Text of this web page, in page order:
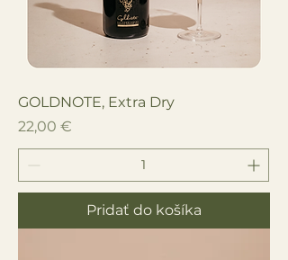
GOLDNOTE, Extra Dry
Cena
22,00 €
Pridať do košíka